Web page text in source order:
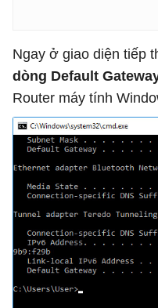
Ngay ở giao diện tiếp
dòng Default
Router máy tính